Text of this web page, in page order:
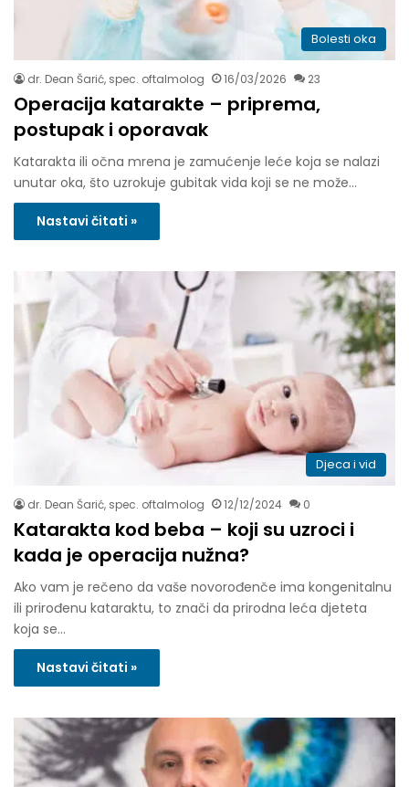
Bolesti oka
dr. Dean Šarić, spec. oftalmolog 16/03/2026 23
Operacija katarakte – priprema,
postupak i oporavak
Katarakta ili očna mrena je zamućenje leće koja se nalazi
unutar oka, što uzrokuje gubitak vida koji se ne može…
Nastavi čitati »
Djeca i vid
dr. Dean Šarić, spec. oftalmolog 12/12/2024 0
Katarakta kod beba – koji su uzroci i
kada je operacija nužna?
Ako vam je rečeno da vaše novorođenče ima kongenitalnu
ili prirođenu kataraktu, to znači da prirodna leća djeteta
koja se…
Nastavi čitati »